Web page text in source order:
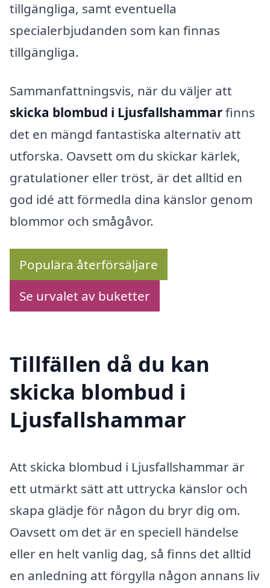
tillgängliga, samt eventuella
specialerbjudanden som kan finnas
tillgängliga.
Sammanfattningsvis, när du väljer att
skicka blombud i Ljusfallshammarfinns
det en mängd fantastiska alternativ att
utforska. Oavsett om du skickar kärlek,
gratulationer eller tröst, är det alltid en
god idé att förmedla dina känslor genom
blommor och smågåvor.
Populära återförsäljare
Se urvalet av buketter
Tillfällen då du kan
skicka blombud i
Ljusfallshammar
Att skicka blombud i Ljusfallshammar är
ett utmärkt sätt att uttrycka känslor och
skapa glädje för någon du bryr dig om.
Oavsett om det är en speciell händelse
eller en helt vanlig dag, så finns det alltid
en anledning att förgylla någon annans liv